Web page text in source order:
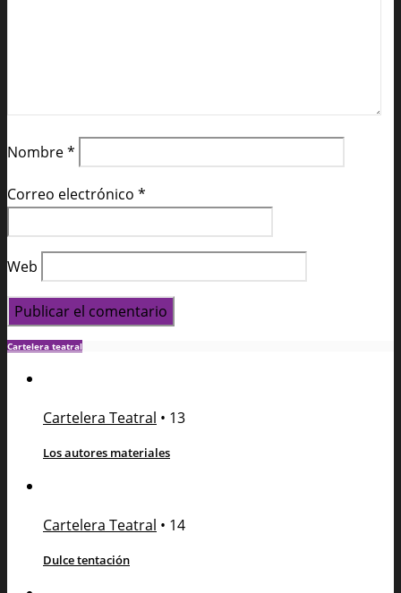
Nombre*
Correo electrónico *
Web
Cartelera teatral
Cartelera Teatral • 13
Los autores materiales
Cartelera Teatral • 14
Dulce tentación